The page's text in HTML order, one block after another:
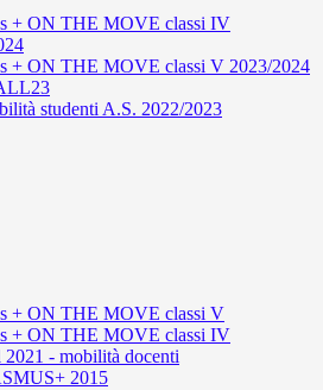
+ ON THE MOVE classi IV
+ ON THE MOVE classi V 2023/2024
studenti A.S. 2022/2023
+ ON THE MOVE classi V
+ ON THE MOVE classi IV
2021 - mobilità docenti
2015